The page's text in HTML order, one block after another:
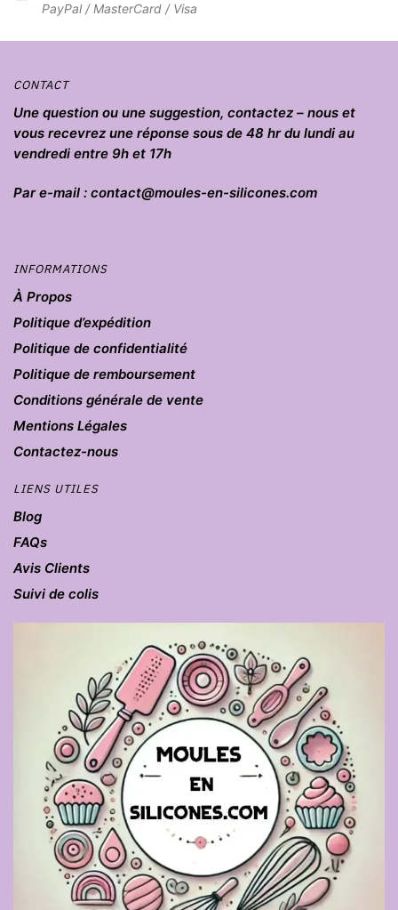
PayPal / MasterCard / Visa
CONTACT
Une question ou une suggestion, contactez – nous et
vous recevrez une réponse sous de 48 hr du lundi au
vendredi entre 9h et 17h
Par e-mail : contact@moules-en-silicones.com
INFORMATIONS
À Propos
Politique d’expédition
Politique de confidentialité
Politique de remboursement
Conditions générale de vente
Mentions Légales
Contactez-nous
LIENS UTILES
Blog
FAQs
Avis Clients
Suivi de colis